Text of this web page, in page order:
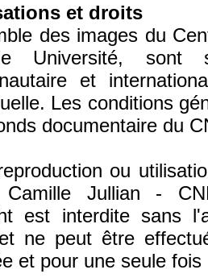
et droits
des images du
Université, sont
et
Les conditions
documentaire du
ou
Camille Jullian -
est interdite sans
ne peut être
et pour une seule